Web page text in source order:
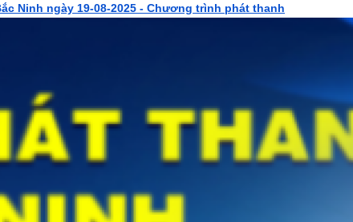
Ninh ngày 19-08-2025 - Chương trình phát thanh